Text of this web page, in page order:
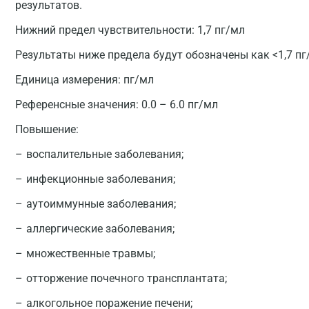
результатов.
Нижний предел чувствительности: 1,7 пг/мл
Результаты ниже предела будут обозначены как <1,7
Единица измерения: пг/мл
Референсные значения: 0.0 – 6.0 пг/мл
Повышение:
воспалительные заболевания;
инфекционные заболевания;
аутоиммунные заболевания;
аллергические заболевания;
множественные травмы;
отторжение почечного трансплантата;
алкогольное поражение печени;